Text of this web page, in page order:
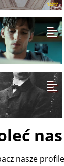
nas
nasze